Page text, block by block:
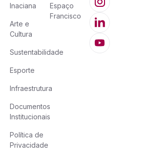
Inaciana
Arte e
Cultura
Sustentabilidade
Esporte
Infraestrutura
Documentos
Institucionais
Política de
Privacidade
Espaço
Francisco